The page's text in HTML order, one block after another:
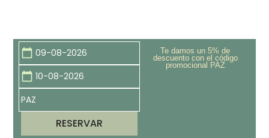
calendar_today
calendar_today
RESERVAR
Te damos un 5% de
descuento con el código
promocional PAZ